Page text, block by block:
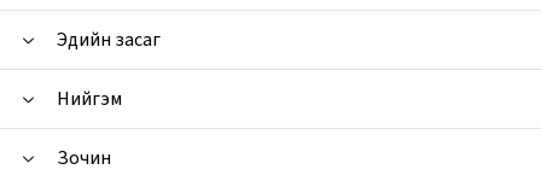
Эдийн засаг
Нийгэм
Зочин